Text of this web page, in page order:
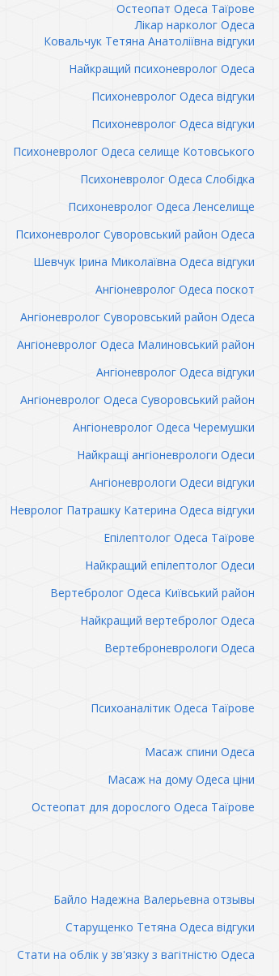
Остеопат Одеса Таїрове
Лікар нарколог Одеса
Ковальчук Тетяна Анатоліївна відгуки
Найкращий психоневролог Одеса
Психоневролог Одеса відгуки
Психоневролог Одеса відгуки
Психоневролог Одеса селище Котовського
Психоневролог Одеса Слобідка
Психоневролог Одеса Ленселище
Психоневролог Суворовський район Одеса
Шевчук Ірина Миколаївна Одеса відгуки
Ангіоневролог Одеса поскот
Ангіоневролог Суворовський район Одеса
Ангіоневролог Одеса Малиновський район
Ангіоневролог Одеса відгуки
Ангіоневролог Одеса Суворовський район
Ангіоневролог Одеса Черемушки
Найкращі ангіоневрологи Одеси
Ангіоневрологи Одеси відгуки
Невролог Патрашку Катерина Одеса відгуки
Епілептолог Одеса Таїрове
Найкращий епілептолог Одеси
Вертебролог Одеса Київський район
Найкращий вертебролог Одеса
Вертеброневрологи Одеса
Психоаналітик Одеса Таїрове
Масаж спини Одеса
Масаж на дому Одеса ціни
Остеопат для дорослого Одеса Таїрове
Байло Надежна Валерьевна отзывы
Старущенко Тетяна Одеса відгуки
Стати на облік у зв'язку з вагітністю Одеса